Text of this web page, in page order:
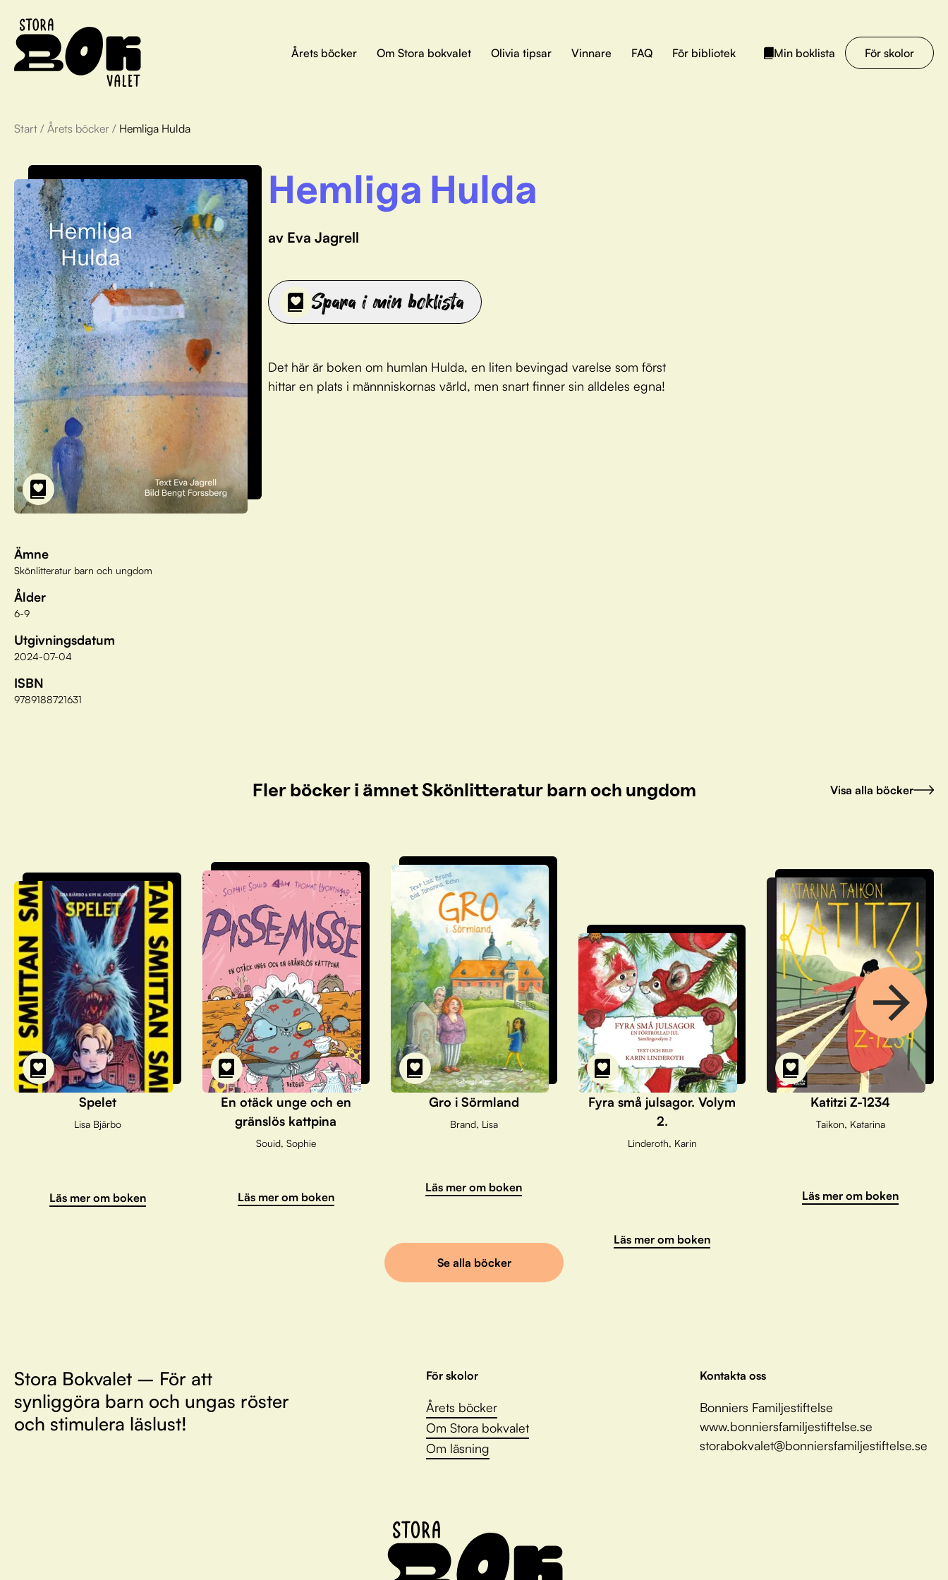
Årets böcker Om Stora bokvalet Olivia tipsar Vinnare FAQ För bibliotek Min boklista För skolor
Start / Årets böcker / Hemliga Hulda
Ämne
Skönlitteratur barn och ungdom
Ålder
6-9
Utgivningsdatum
2024-07-04
ISBN
9789188721631
Hemliga Hulda
av Eva Jagrell
Spara i min boklista
Det här är boken om humlan Hulda, en liten bevingad varelse som först
hittar en plats i männniskornas värld, men snart finner sin alldeles egna!
Fler böcker i ämnet Skönlitteratur barn och ungdom Visa alla böcker
Spelet
Lisa Bjärbo
Läs mer om boken
En otäck unge och en
gränslös kattpina
Souid, Sophie
Läs mer om boken
Gro i Sörmland
Brand, Lisa
Läs mer om boken
Fyra små julsagor. Volym
2.
Linderoth, Karin
Läs mer om boken
Katitzi Z-1234
Taikon, Katarina
Läs mer om boken
Se alla böcker
Stora Bokvalet – För att
synliggöra barn och ungas röster
och stimulera läslust!
För skolor
Årets böcker
Om Stora bokvalet
Om läsning
Kontakta oss
Bonniers Familjestiftelse
www.bonniersfamiljestiftelse.se
storabokvalet@bonniersfamiljestiftelse.se